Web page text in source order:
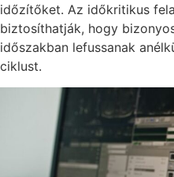
időzítőket. Az időkritikus
biztosíthatják, hogy
időszakban lefussanak
ciklust.